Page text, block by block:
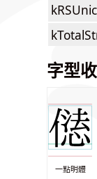
字型
一點明體